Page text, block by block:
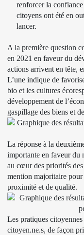
renforcer la
citoyens ont été en
lancer.
A la première question
en 2021 en faveur du
actions arrivent en tête,
L’une indique de
bio et les cultures
développement de
gaspillage des biens et
La réponse à la
importante en faveur du
au cœur des priorités
mention majoritaire
proximité et de qualité.
Les pratiques
citoyen.ne.s, de façon